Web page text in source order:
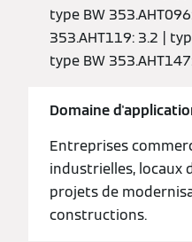
type BW
353.AHT119: 3.2 |
type BW
Domaine
Entreprises
industrielles, locaux
projets de
constructions.